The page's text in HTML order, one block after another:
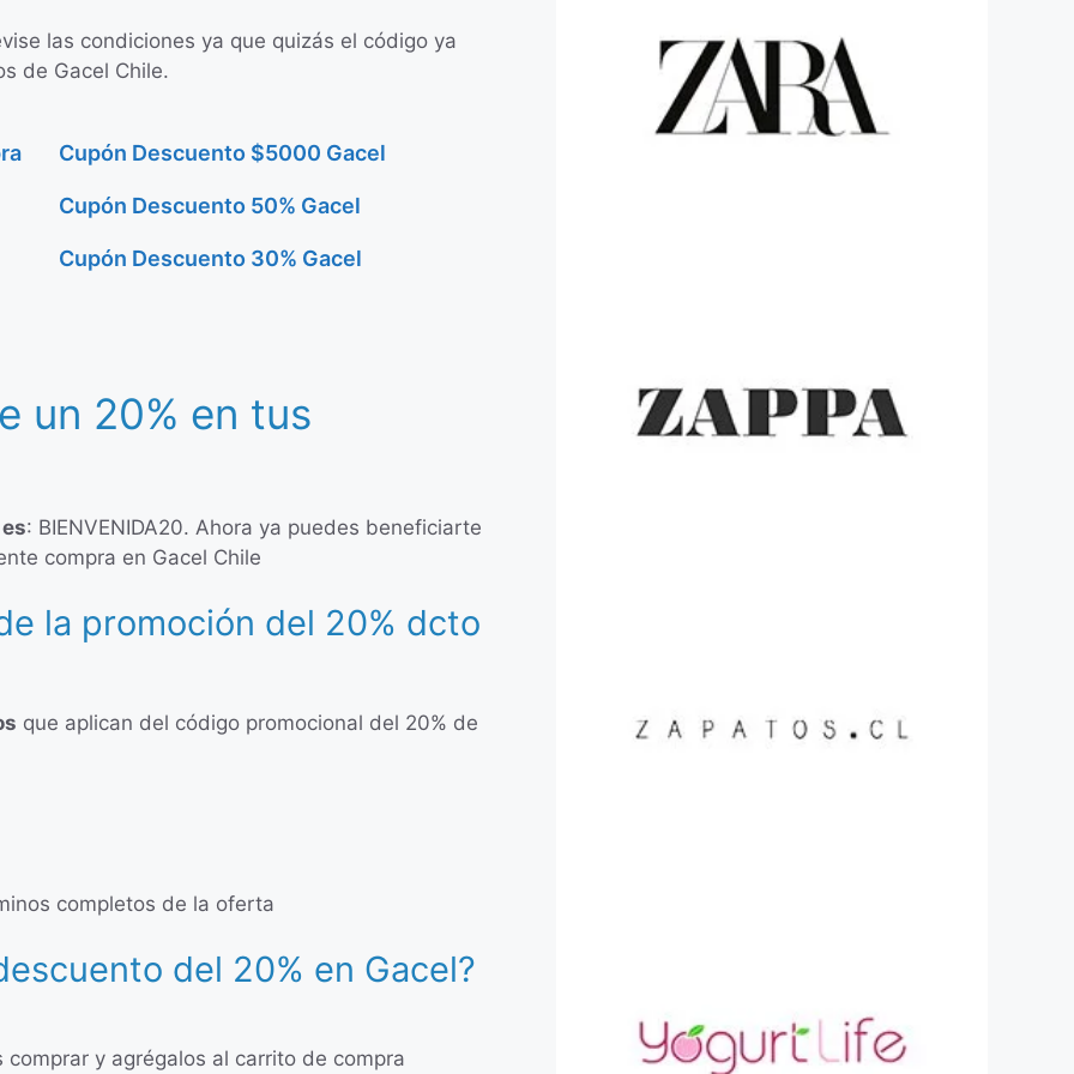
las condiciones ya que quizás el código ya
de Gacel Chile.
Cupón Descuento $5000 Gacel
Cupón Descuento 50% Gacel
Cupón Descuento 30% Gacel
un 20% en tus
: BIENVENIDA20. Ahora ya puedes beneficiarte
compra en Gacel Chile
la promoción del 20% dcto
que aplican del código promocional del 20% de
completos de la oferta
del 20% en Gacel?
y agrégalos al carrito de compra